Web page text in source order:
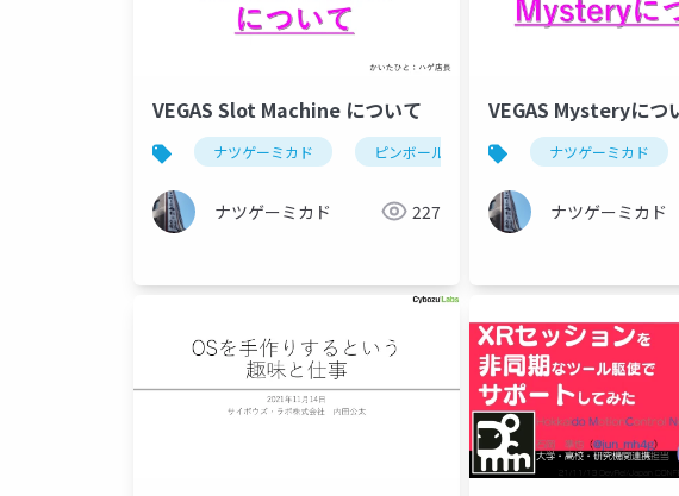
VEGAS Slot Machine について
ナツゲーミカド ピンボール vegas(ピンボール)
ナツゲーミカド 227
VEGAS Mysteryにつ
ナツゲーミカド
ナツゲーミカド